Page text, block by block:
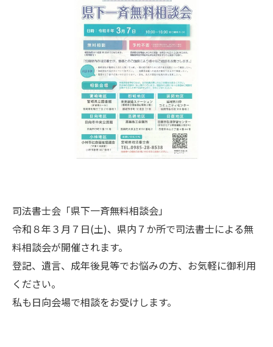
司法書士会「県下一斉無料相談会」
令和８年３月７日(土)、県内７か所で司法書士による無
料相談会が開催されます。
登記、遺言、成年後見等でお悩みの方、お気軽に御利用
ください。
私も日向会場で相談をお受けします。